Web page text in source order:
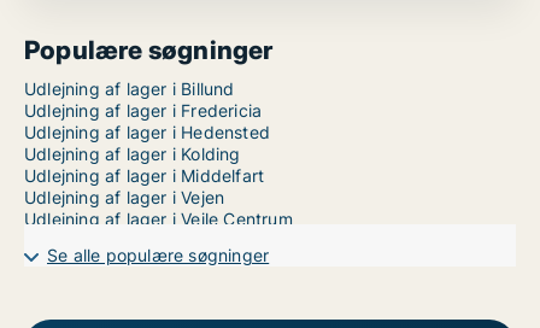
Populære søgninger
Udlejning af lager i Billund
Udlejning af lager i Fredericia
Udlejning af lager i Hedensted
Udlejning af lager i Kolding
Udlejning af lager i Middelfart
Udlejning af lager i Vejen
Udlejning af lager i Vejle Centrum
Se alle populære søgninger